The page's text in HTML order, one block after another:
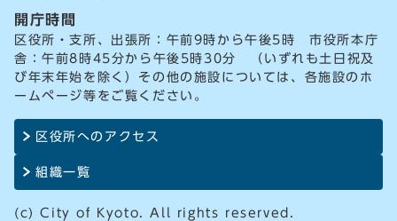
開庁時間
区役所・支所、出張所：午前9時から午後5時 市役所本庁
舎：午前8時45分から午後5時30分 （いずれも土日祝及
び年末年始を除く）その他の施設については、各施設のホ
ームページ等をご覧ください。
区役所へのアクセス
組織一覧
(c) City of Kyoto. All rights reserved.